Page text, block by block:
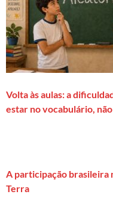
Volta às aulas: a
estar no vocabulário,
A participação brasileira
Terra